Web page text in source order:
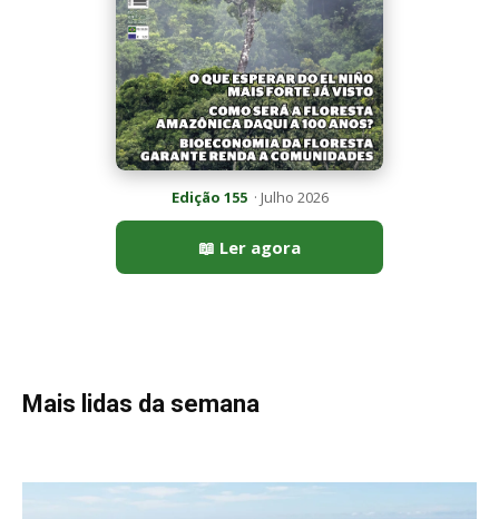
Mais lidas da semana
Peixe-lua emerge horizontalmente na superfície oceânica para
permitir que aves marinhas removam ectoparasitas